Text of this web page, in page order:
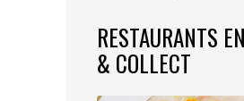
RESTAURANTS
& COLLECT